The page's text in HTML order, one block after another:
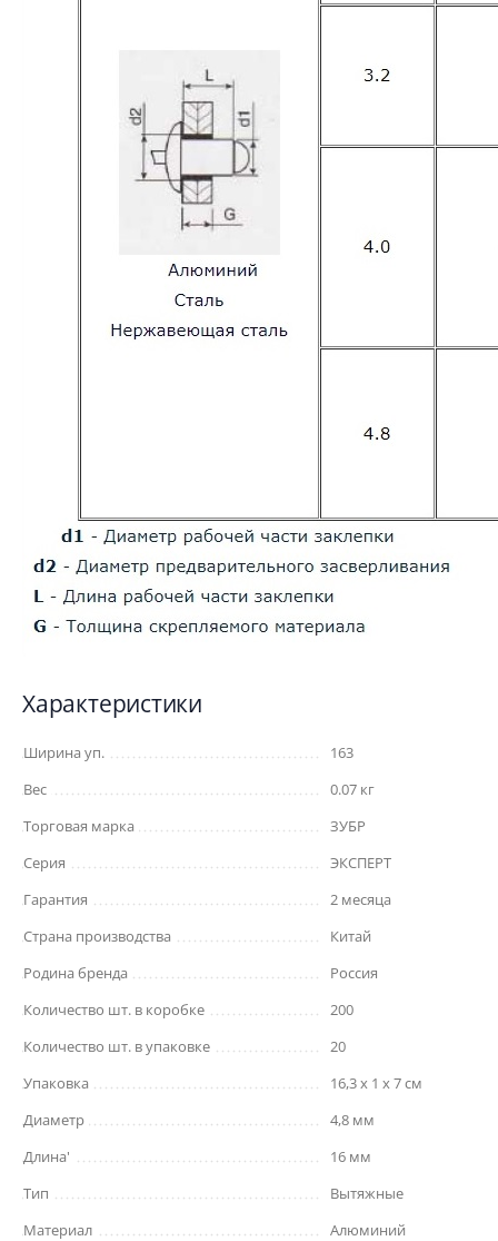
Характеристики
Ширина уп.
163
Вес
0.07 кг
Торговая марка
ЗУБР
Серия
ЭКСПЕРТ
Гарантия
2 месяца
Страна производства
Китай
Родина бренда
Россия
Количество шт. в коробке
200
Количество шт. в упаковке
20
Упаковка
16,3 x 1 x 7 см
Диаметр
4,8 мм
Длина'
16 мм
Тип
Вытяжные
Материал
Алюминий